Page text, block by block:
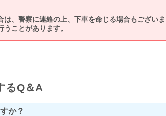
は、警察に連絡の上、下車を命じる場合もございま
ことがあります。
るQ＆A
か？